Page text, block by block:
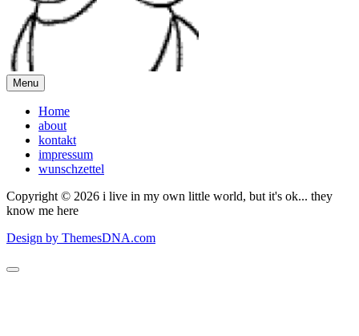
Menu
Home
about
kontakt
impressum
wunschzettel
Copyright © 2026 i live in my own little world, but it's ok... they
know me here
Design by ThemesDNA.com
Scroll